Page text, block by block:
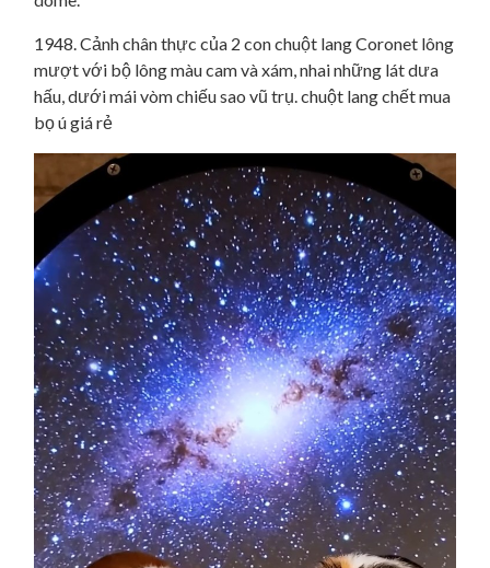
1948. Cảnh chân thực của 2 con chuột lang Coronet lông
mượt với bộ lông màu cam và xám, nhai những lát dưa
hấu, dưới mái vòm chiếu sao vũ trụ. chuột lang chết mua
bọ ú giá rẻ